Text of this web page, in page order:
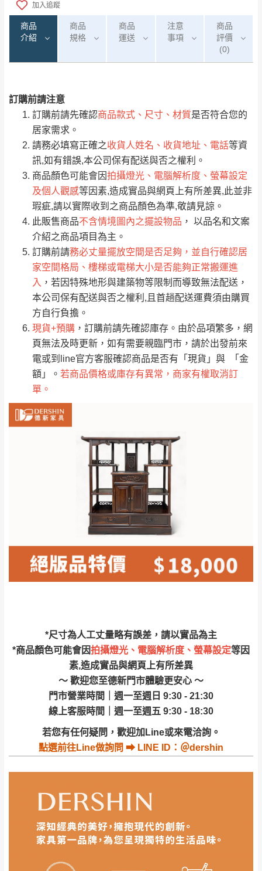
加入追蹤
商品
介紹
商品
規格
商品
運送
注意
事項
商品
評價
(0)
訂購前請注意
訂購前請先確認商品款式、尺寸、材質是否符合您的
居家需求。
請務必填寫正確之收貨人姓名、收貨地址、電話等資
訊,如有錯誤,本公司保有配送與否之權利。
商品顏色可能會因拍攝燈光、電腦解析度、螢幕設定
及個人觀感等因素,造成實品與網頁上有所差異,此並非
瑕疵,請以實際收到之商品顏色為準,敬請見諒。
此販售商品不含情境圖內之擺設物品 ， 以品名和文案
介紹之商品項目為主。
訂購前請務必丈量擺放空間是否足夠，並自行確認居
家空間格局、樓梯或電梯大小是否能夠正常搬運進
入 ，若因特殊地形與建築物等限制而導致無法配送，
本公司保有配送與否之權利,且首趟配送運費須由購買
方自行負擔。
現貨+預購 ，訂購前請先確認庫存。由於品項繁多，網
頁無法及時更新，如有需要親臨門市，請於出發前來
電或到line官方客服確認商品是否有「現貨」與 「金
額」。 若商品價格或庫存有異常，商家有權取消訂
單。
*尺寸為人工丈量略有誤差，請以實品為主
*商品顏色可能會因拍攝燈光、電腦解析度、螢幕設定等因
素,造成實品與網頁上有所差異
～ 歡迎您至德新門市體驗更安心 ～
門市營業時間｜週一至週日 9:30 - 21:30
線上客服時間｜週一至週五 9:30 - 18:30
若您有任何疑問，歡迎加Line或來電洽詢。
點選前往Line做詢問 ⮕ LINE ID：＠dershin
運 費 說 明
運送地區 運送費用
偏遠地區
（請先線上詢問 LINE
→@dershin ）
桃園
免 運
費
復興鄉
新竹
峨眉鄉、五峰鄉、
橫山、北埔鄉、尖
石鄉、寶山鄉山
區、新埔山區、芎
里
台北 無
里、新店山區、三
$ 9,000以上：免
運費
NT$500元
＊A108產品另收運費
NT$500元
＊A108產品另收運費
安鄉、大湖鄉、頭
屋、獅潭鄉
配送天數：5~14天
到貨時間：指定送貨日當天以電話聯絡確認
｜周（一）配送部門固定公休無送貨｜
台北市、新北市地區固定每周(三)、(日)兩天收送貨
暫無配送地區：彰化、南投、雲林、嘉義、台南、高
雄、屏東、宜蘭、 花蓮、台東、金門、馬祖、澎湖地區
（可於LINE線上詢問 →@dershin）
注意事項：
由於品項繁多，網頁無法及時更新，如有需
要購買商品，請於出發前來電或到「官方
Line客服」來信確認商品是否有「現貨」與
「金額」。
若商品價格或庫存有異常，商家有權取消訂
單。部分網路商品恕無法更改原設計或客製，敬請
見諒！
接單後二日內(不含例假日)，我們客服會與您
電話聯絡或E-Mail通知確認訂單。
（線上客
服 LINE → @dershin）
下單前先詢問是否現貨 ，若未詢問下單後無
現貨我們客服會再來電或E-Mail與您聯絡
（洽詢方式請搜尋 Line ID → @dershin）
運送範圍：限定北至基隆，南至苗栗，偏遠
地區恕無法提供運送 (詳見運送規章)。
配送範圍：
苗栗至基隆；其它地區暫不開放，如因特殊
地型限制(山區、鄉、鎮、村)、樓梯太小、無
法搬運上樓等因素，導致無法配送，
保有出貨的權利。
保護物流人員的工作安全，賣家無提供吊掛
服務，若需以吊車或其他的吊掛方式吊運，
費用將由買方自行支付。
因大型傢俱有組裝、配送的問題，並非一般
快速到貨商品，無法指定特定時間送達，司
天在家等貨，以節省您的寶貴時間。
由於百貨公司配送較為不易，故暫無法配送
發票寄送：
若您選擇三聯式或索取兩聯式發票，發票將於商品
完成出貨15個工作天另行寄出，另外約加上2~7個
工作天內送達，如遇國定假日將順延寄送。
退換貨說明：
若收到不良品，請於到貨日起七日內通知本
公司客服人員，我們將為您更換新品，運費
皆由本站負責，所有退回及換貨之商品必須
是全新狀態且完整包裝，床墊、床包、枕頭
包裝、廠商紙及所有附隨文件或資料之完整
貨。
由於透過電腦螢幕選購商品，可能會因個人
電腦螢幕的設定色差或解析度等因素， 與實
0/5 (0)筆
全部 依評論高至低排列
依評論低至高排列 只顯示附上圖片
只顯示附上評論